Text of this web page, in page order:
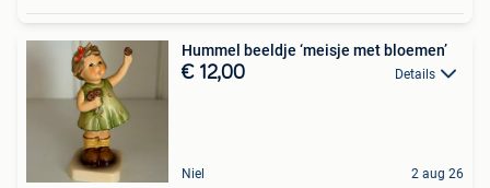
Hummel beeldje ‘meisje met bloemen’
€ 12,00 Details
Niel 2 aug 26